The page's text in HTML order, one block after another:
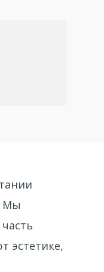
Мы
эстетике,